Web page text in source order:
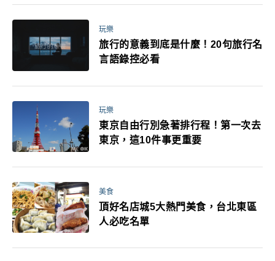
玩樂
旅行的意義到底是什麼！20句旅行名
言語錄控必看
玩樂
東京自由行別急著排行程！第一次去
東京，這10件事更重要
美食
頂好名店城5大熱門美食，台北東區
人必吃名單